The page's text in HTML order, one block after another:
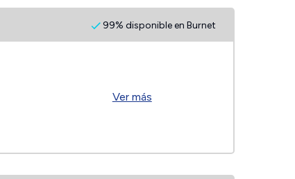
99% disponible en Burnet
Ver más